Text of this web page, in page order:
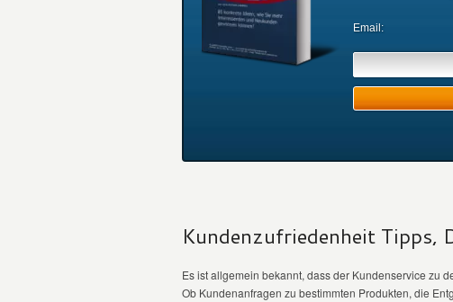
Email:
Kundenzufriedenheit Tipps,
Es ist allgemein bekannt, dass der Kundenservice zu
Ob Kundenanfragen zu bestimmten Produkten, die